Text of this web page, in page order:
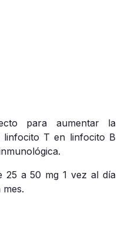
para aumentar la
linfocito T en linfocito B
25 a 50 mg 1 vez al día